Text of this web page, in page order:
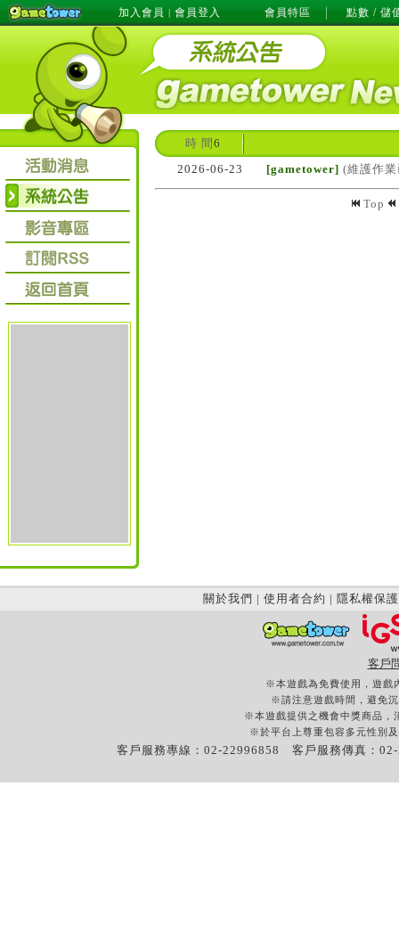
加入會員 | 會員登入 會員特區 點數 / 儲
時 間 6
2026-06-23
[gametower] (維護作
Top
關於我們 | 使用者合約 | 隱私權保護
客戶
※本遊戲為免費使用，遊戲
※請注意遊戲時間，避免
※本遊戲提供之機會中獎商品，
※於平台上尊重包容多元性別
客戶服務專線：02-22996858 客戶服務傳真：